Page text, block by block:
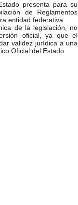
presenta para su
de Reglamentos
entidad federativa.
de la legislación, no
oficial, ya que el
validez jurídica a una
Oficial del Estado.